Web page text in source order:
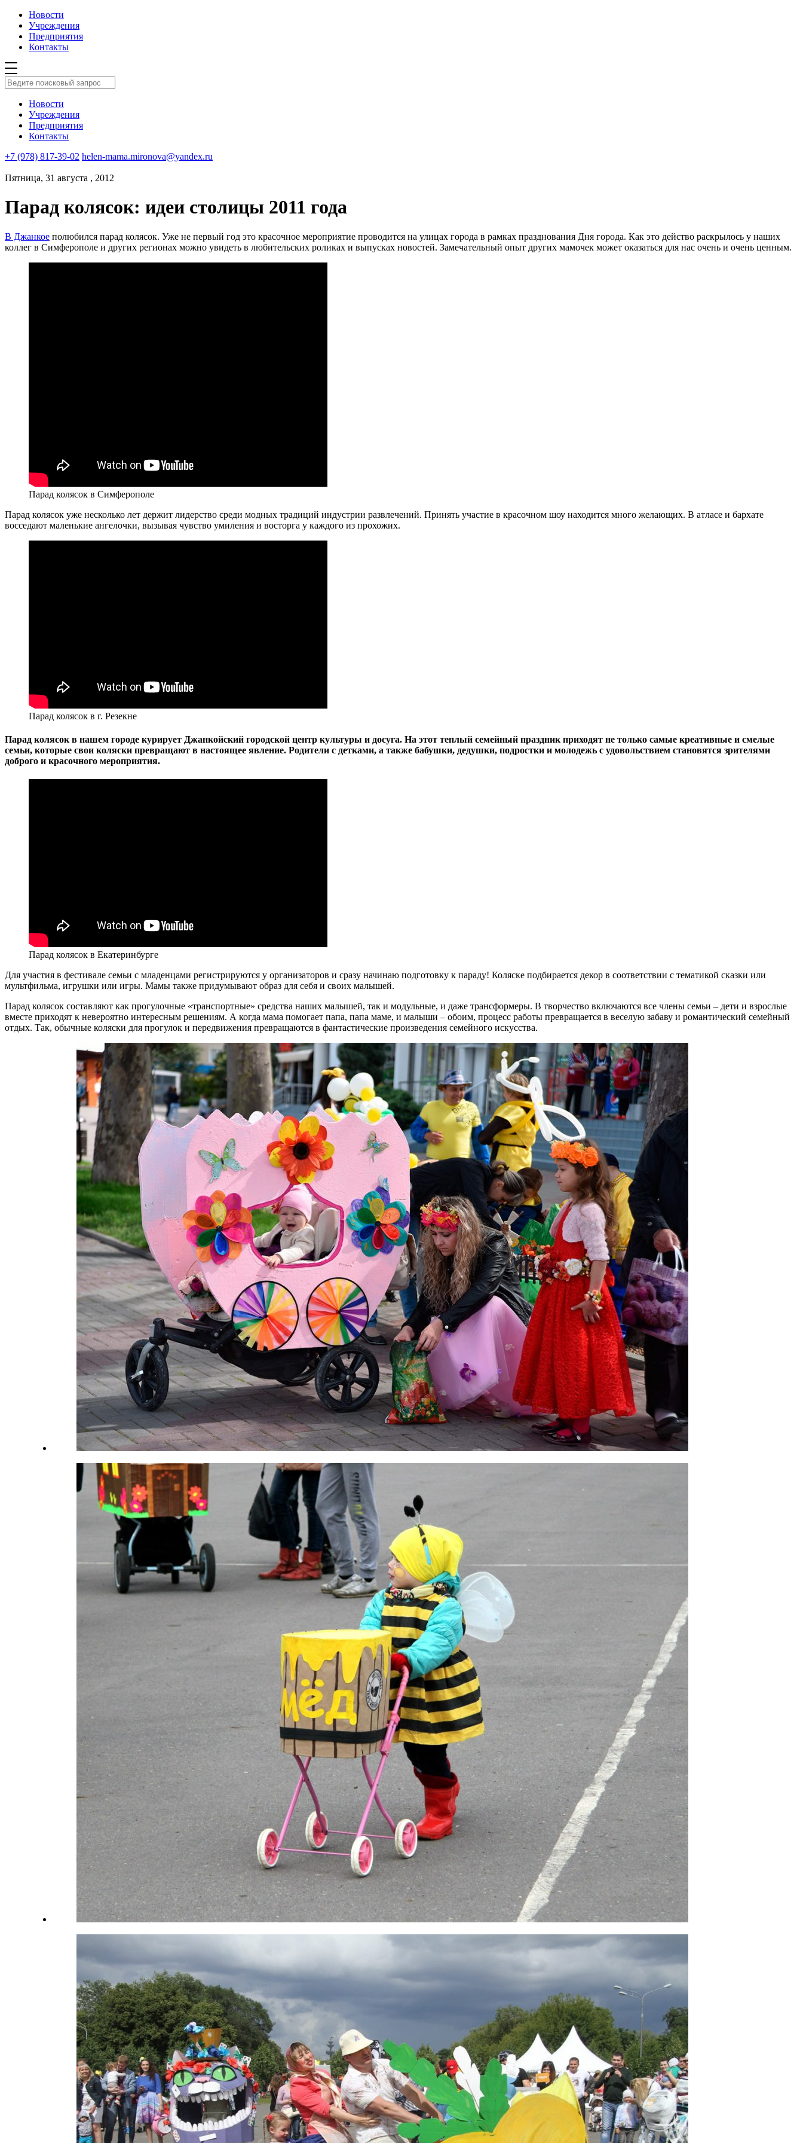
Новости
Учреждения
Предприятия
Контакты
Новости
Учреждения
Предприятия
Контакты
+7 (978) 817-39-02 helen-mama.mironova@yandex.ru
Пятница, 31 августа , 2012
Парад колясок: идеи столицы 2011 года
В Джанкое полюбился парад колясок. Уже не первый год это красочное мероприятие проводится на улицах города в рамках празднования Дня города. Как это действо раскрылось у наших
коллег в Симферополе и других регионах можно увидеть в любительских роликах и выпусках новостей. Замечательный опыт других мамочек может оказаться для нас очень и очень ценным.
Парад колясок в Симферополе
Парад колясок уже несколько лет держит лидерство среди модных традиций индустрии развлечений. Принять участие в красочном шоу находится много желающих. В атласе и бархате
восседают маленькие ангелочки, вызывая чувство умиления и восторга у каждого из прохожих.
Парад колясок в г. Резекне
Парад колясок в нашем городе курирует Джанкойский городской центр культуры и досуга. На этот теплый семейный праздник приходят не только самые креативные и смелые
семьи, которые свои коляски превращают в настоящее явление. Родители с детками, а также бабушки, дедушки, подростки и молодежь с удовольствием становятся зрителями
доброго и красочного мероприятия.
Парад колясок в Екатеринбурге
Для участия в фестивале семьи с младенцами регистрируются у организаторов и сразу начинаю подготовку к параду! Коляске подбирается декор в соответствии с тематикой сказки или
мультфильма, игрушки или игры. Мамы также придумывают образ для себя и своих малышей.
Парад колясок составляют как прогулочные «транспортные» средства наших малышей, так и модульные, и даже трансформеры. В творчество включаются все члены семьи – дети и взрослые
вместе приходят к невероятно интересным решениям. А когда мама помогает папа, папа маме, и малыши – обоим, процесс работы превращается в веселую забаву и романтический семейный
отдых. Так, обычные коляски для прогулок и передвижения превращаются в фантастические произведения семейного искусства.